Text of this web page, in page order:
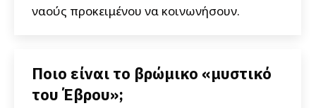
ναούς προκειμένου να κοινωνήσουν.
Ποιο είναι το βρώμικο «μυστικό
του Έβρου»;